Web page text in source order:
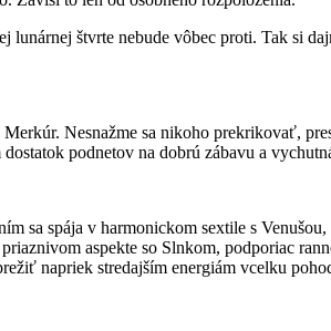
štvrte nebude vôbec proti. Tak si
Nesnažme sa nikoho prekrikovať,
podnetov na dobrú zábavu a
sa spája v harmonickom sextile s
aspekte so Slnkom, podporiac
napriek stredajším energiám vcelku